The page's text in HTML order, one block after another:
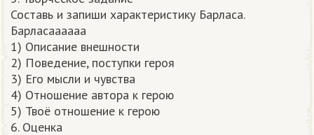
Составь и запиши характеристику Барласа.
Барласаааааа
1) Описание внешности
2) Поведение, поступки героя
3) Его мысли и чувства
4) Отношение автора к герою
5) Твоё отношение к герою
6. Оценка